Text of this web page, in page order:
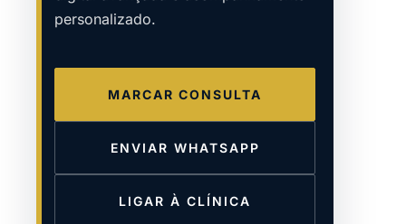
personalizado.
MARCAR CONSULTA
ENVIAR WHATSAPP
LIGAR À CLÍNICA